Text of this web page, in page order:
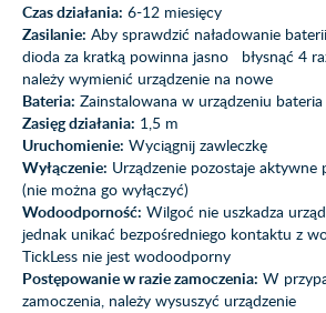
Czas działania: 6-12 miesięcy
Zasilanie: Aby sprawdzić naładowanie
dioda za kratką powinna jasno błysnąć 4
należy wymienić urządzenie na nowe
Bateria: Zainstalowana w urządzeniu
Zasięg działania: 1,5 m
Uruchomienie: Wyciągnij zawleczkę
Wyłączenie: Urządzenie pozostaje aktywne
(nie można go wyłączyć)
Wodoodporność: Wilgoć nie uszkadza
jednak unikać bezpośredniego kontaktu z
TickLess nie jest wodoodporny
Postępowanie w razie zamoczenia: W
zamoczenia, należy wysuszyć urządzenie